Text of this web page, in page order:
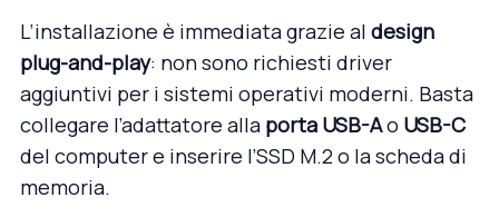
L’installazione è immediata grazie al design
plug-and-play: non sono richiesti driver
aggiuntivi per i sistemi operativi moderni. Basta
collegare l’adattatore alla porta USB-Ao USB-C
del computer e inserire l’SSD M.2 o la scheda di
memoria.